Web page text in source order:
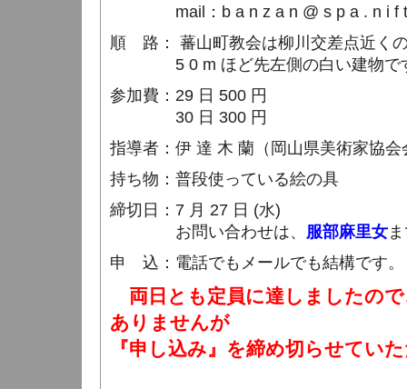
mail：b a n z a n @ s p a . n i f t
順 路： 蕃山町教会は柳川交差点近く
5 0 m ほど先左側の白い建物で
参加費： 29 日 500 円
30 日 300 円
指導者： 伊 達 木 蘭（ 岡山県美術家協会
持ち物： 普段使っている絵の具
締切日： 7 月 27 日 (水)
お問い合わせは、 服部麻里女
申 込：電話でもメールでも結構です。
両日とも定員に達しましたの
ありませんが
『申し込み』 を締め切らせて